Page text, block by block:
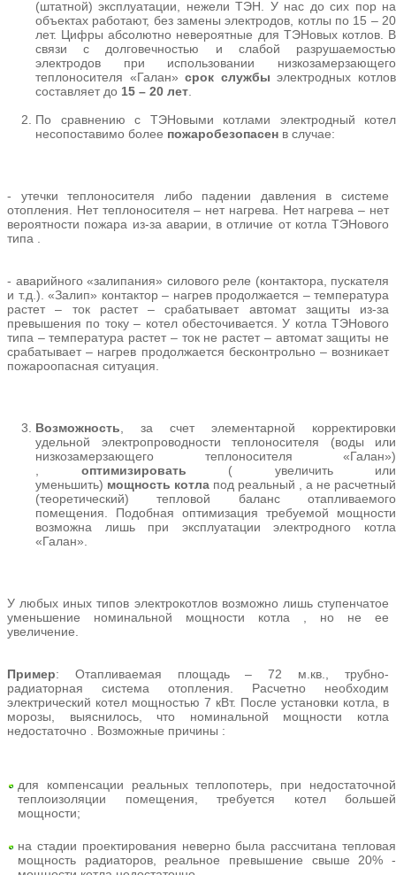
(штатной) эксплуатации, нежели ТЭН. У нас до сих пор на
объектах работают, без замены электродов, котлы по 15 – 20
лет. Цифры абсолютно невероятные для ТЭНовых котлов. В
связи с долговечностью и слабой разрушаемостью
электродов при использовании низкозамерзающего
теплоносителя «Галан»срок службы электродных котлов
составляет до 15 – 20 лет
По сравнению с ТЭНовыми котлами электродный котел
несопоставимо более пожаробезопасен в случае:
- утечки теплоносителя либо падении давления в системе
отопления. Нет теплоносителя – нет нагрева. Нет нагрева – нет
вероятности пожара из-за аварии, в отличие от котла ТЭНового
типа .
- аварийного «залипания» силового реле (контактора, пускателя
и т.д.). «Залип» контактор – нагрев продолжается – температура
растет – ток растет – срабатывает автомат защиты из-за
превышения по току – котел обесточивается. У котла ТЭНового
типа – температура растет – ток не растет – автомат защиты не
срабатывает – нагрев продолжается бесконтрольно – возникает
пожароопасная ситуация.
Возможность , за счет элементарной корректировки
удельной электропроводности теплоносителя (воды или
низкозамерзающего теплоносителя «Галан»)
оптимизировать ( увеличить или
уменьшить) мощность котла под реальный , а не расчетный
(теоретический) тепловой баланс отапливаемого
помещения. Подобная оптимизация требуемой мощности
возможна лишь при эксплуатации электродного котла
«Галан».
У любых иных типов электрокотлов возможно лишь ступенчатое
уменьшение номинальной мощности котла , но не ее
увеличение.
Пример: Отапливаемая площадь – 72 м.кв., трубно-
радиаторная система отопления. Расчетно необходим
электрический котел мощностью 7 кВт. После установки котла, в
морозы, выяснилось, что номинальной мощности котла
недостаточно . Возможные причины :
для компенсации реальных теплопотерь, при недостаточной
теплоизоляции помещения, требуется котел большей
мощности;
на стадии проектирования неверно была рассчитана тепловая
мощность радиаторов, реальное превышение свыше 20% -